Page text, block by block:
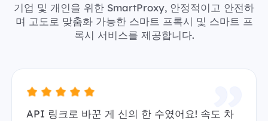
기업 및 개인을 위한 SmartProxy, 안정적이고 안전하
며 고도로 맞춤화 가능한 스마트 프록시 및 스마트 프
록시 서비스를 제공합니다.
API 링크로 바꾼 게 신의 한 수였어요! 속도 차